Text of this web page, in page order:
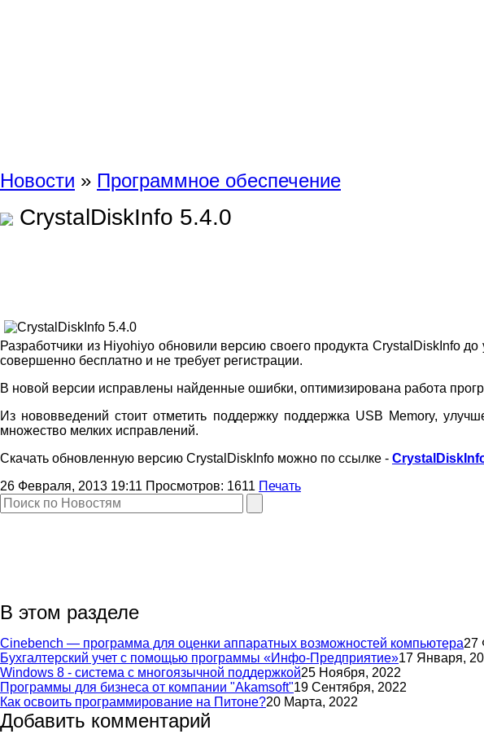
Новости » Программное обеспечение
CrystalDiskInfo 5.4.0
Разработчики из Hiyohiyo обновили версию своего продукта CrystalDiskInfo
совершенно бесплатно и не требует регистрации.
В новой версии исправлены найденные ошибки, оптимизирована работа
Из нововведений стоит отметить поддержку поддержка USB Memory,
множество мелких исправлений.
Скачать обновленную версию CrystalDiskInfo можно по ссылке -
26 Февраля, 2013 19:11 Просмотров: 1611 Печать
В этом разделе
Cinebench — программа для оценки аппаратных возможностей компьютера27
Бухгалтерский учет с помощью программы «Инфо-Предприятие»17 Января,
Windows 8 - система с многоязычной поддержкой25 Ноября, 2022
Программы для бизнеса от компании "Akamsoft"19 Сентября, 2022
Как освоить программирование на Питоне?20 Марта, 2022
Добавить комментарий